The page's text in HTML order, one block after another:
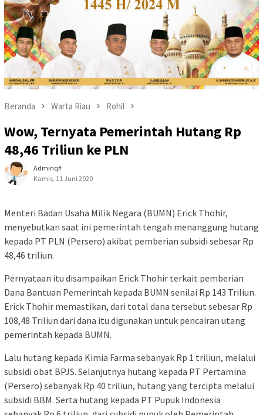
Beranda Warta Riau Rohil
Wow, Ternyata Pemerintah Hutang Rp
48,46 Triliun ke PLN
Adminq#
Kamis, 11 Juni 2020
Menteri Badan Usaha Milik Negara (BUMN) Erick Thohir,
menyebutkan saat ini pemerintah tengah menanggung hutang
kepada PT PLN (Persero) akibat pemberian subsidi sebesar Rp
48,46 triliun.
Pernyataan itu disampaikan Erick Thohir terkait pemberian
Dana Bantuan Pemerintah kepada BUMN senilai Rp 143 Triliun.
Erick Thohir memastikan, dari total dana tersebut sebesar Rp
108,48 Triliun dari dana itu digunakan untuk pencairan utang
pemerintah kepada BUMN.
Lalu hutang kepada Kimia Farma sebanyak Rp 1 triliun, melalui
subsidi obat BPJS. Selanjutnya hutang kepada PT Pertamina
(Persero) sebanyak Rp 40 triliun, hutang yang tercipta melalui
subsidi BBM. Serta hutang kepada PT Pupuk Indonesia